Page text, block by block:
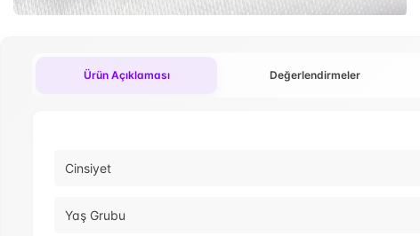
Ürün Açıklaması Değerlendirmeler
Cinsiyet
Yaş Grubu